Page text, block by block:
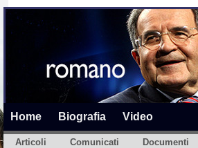
Home Biografia Video
Articoli Comunicati Documenti